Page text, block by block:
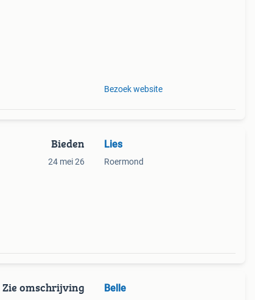
Bezoek website
Bieden
24 mei 26
Lies
Roermond
Zie omschrijving Belle